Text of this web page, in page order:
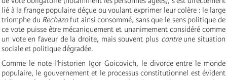
lié à la frange populaire déçue ou voulant exprimer leur colère : le large
triomphe du Rechazofut ainsi consommé, sans que le sens politique de
ce vote puisse être mécaniquement et unanimement considéré comme
un vote en faveur de la droite, mais souvent plus contreune situation
sociale et politique dégradée.
Comme le note l’historien Igor Goicovich, le divorce entre le monde
populaire, le gouvernement et le processus constitutionnel est évident